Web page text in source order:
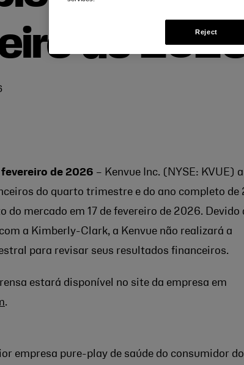
de
de 2026 – Kenvue Inc. (NYSE: KVUE)
do quarto trimestre e do ano completo de
do mercado em 17 de fevereiro de 2026. Devido
a Kimberly-Clark, a Kenvue não realizará a
para revisar seus resultados financeiros.
estará disponível no site da empresa em
.
empresa pure-play de saúde do consumidor
Reject